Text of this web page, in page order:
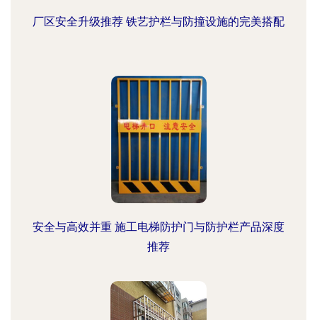
厂区安全升级推荐 铁艺护栏与防撞设施的完美搭配
安全与高效并重 施工电梯防护门与防护栏产品深度
推荐